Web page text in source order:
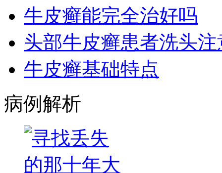
牛皮癣能完全治好吗
头部牛皮癣患者洗头注
牛皮癣基础特点
病例解析